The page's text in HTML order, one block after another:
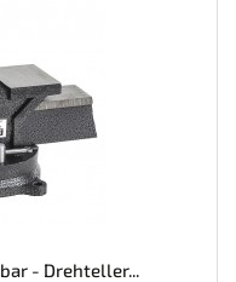
- Drehteller...